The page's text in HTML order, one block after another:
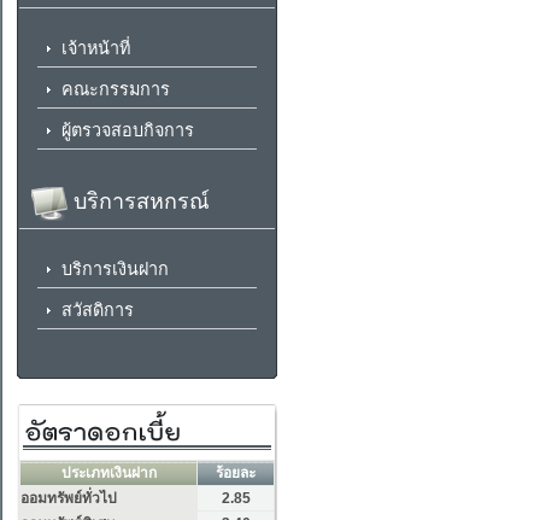
เจ้าหน้าที่
คณะกรรมการ
ผู้ตรวจสอบกิจการ
บริการสหกรณ์
บริการเงินฝาก
สวัสดิการ